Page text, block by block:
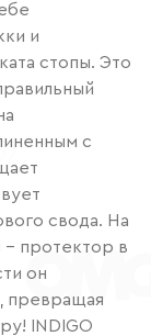
и
стопы. Это
с
свода. На
протектор в
он
превращая
INDIGO